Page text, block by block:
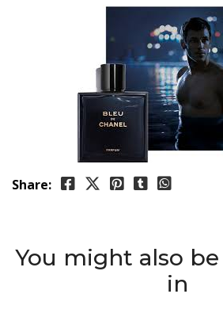
Share:
You might also
in